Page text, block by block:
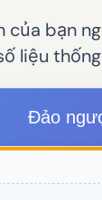
bạn
liệu
Đảo